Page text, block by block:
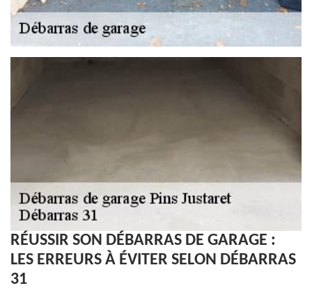
RÉUSSIR SON DÉBARRAS DE GARAGE :
LES ERREURS À ÉVITER SELON DÉBARRAS
31